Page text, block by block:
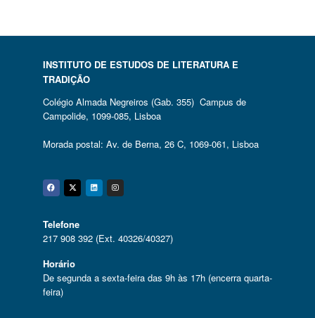
INSTITUTO DE ESTUDOS DE LITERATURA E
TRADIÇÃO
Colégio Almada Negreiros (Gab. 355) Campus de
Campolide, 1099-085, Lisboa
Morada postal: Av. de Berna, 26 C, 1069-061, Lisboa
Facebook
Twitter
Linkedin
Instagram
Telefone
217 908 392 (Ext. 40326/40327)
Horário
De segunda a sexta-feira das 9h às 17h (encerra quarta-
feira)